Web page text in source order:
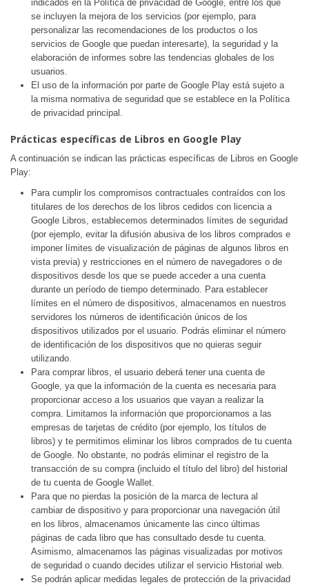
indicados en la Política de privacidad de Google, entre los que
se incluyen la mejora de los servicios (por ejemplo, para
personalizar las recomendaciones de los productos o los
servicios de Google que puedan interesarte), la seguridad y la
elaboración de informes sobre las tendencias globales de los
usuarios.
El uso de la información por parte de Google Play está sujeto a
la misma normativa de seguridad que se establece en la Política
de privacidad principal.
Prácticas específicas de Libros en Google Play
A continuación se indican las prácticas específicas de Libros en Google
Play:
Para cumplir los compromisos contractuales contraídos con los
titulares de los derechos de los libros cedidos con licencia a
Google Libros, establecemos determinados límites de seguridad
(por ejemplo, evitar la difusión abusiva de los libros comprados e
imponer límites de visualización de páginas de algunos libros en
vista previa) y restricciones en el número de navegadores o de
dispositivos desde los que se puede acceder a una cuenta
durante un período de tiempo determinado. Para establecer
límites en el número de dispositivos, almacenamos en nuestros
servidores los números de identificación únicos de los
dispositivos utilizados por el usuario. Podrás eliminar el número
de identificación de los dispositivos que no quieras seguir
utilizando.
Para comprar libros, el usuario deberá tener una cuenta de
Google, ya que la información de la cuenta es necesaria para
proporcionar acceso a los usuarios que vayan a realizar la
compra. Limitamos la información que proporcionamos a las
empresas de tarjetas de crédito (por ejemplo, los títulos de
libros) y te permitimos eliminar los libros comprados de tu cuenta
de Google. No obstante, no podrás eliminar el registro de la
transacción de su compra (incluido el título del libro) del historial
de tu cuenta de Google Wallet.
Para que no pierdas la posición de la marca de lectura al
cambiar de dispositivo y para proporcionar una navegación útil
en los libros, almacenamos únicamente las cinco últimas
páginas de cada libro que has consultado desde tu cuenta.
Asimismo, almacenamos las páginas visualizadas por motivos
de seguridad o cuando decides utilizar el servicio Historial web.
Se podrán aplicar medidas legales de protección de la privacidad